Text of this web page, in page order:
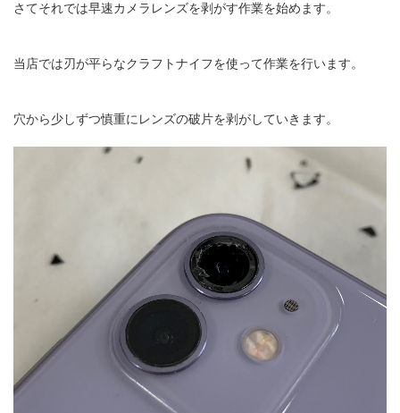
さてそれでは早速カメラレンズを剥がす作業を始めます。
当店では刃が平らなクラフトナイフを使って作業を行います。
穴から少しずつ慎重にレンズの破片を剥がしていきます。